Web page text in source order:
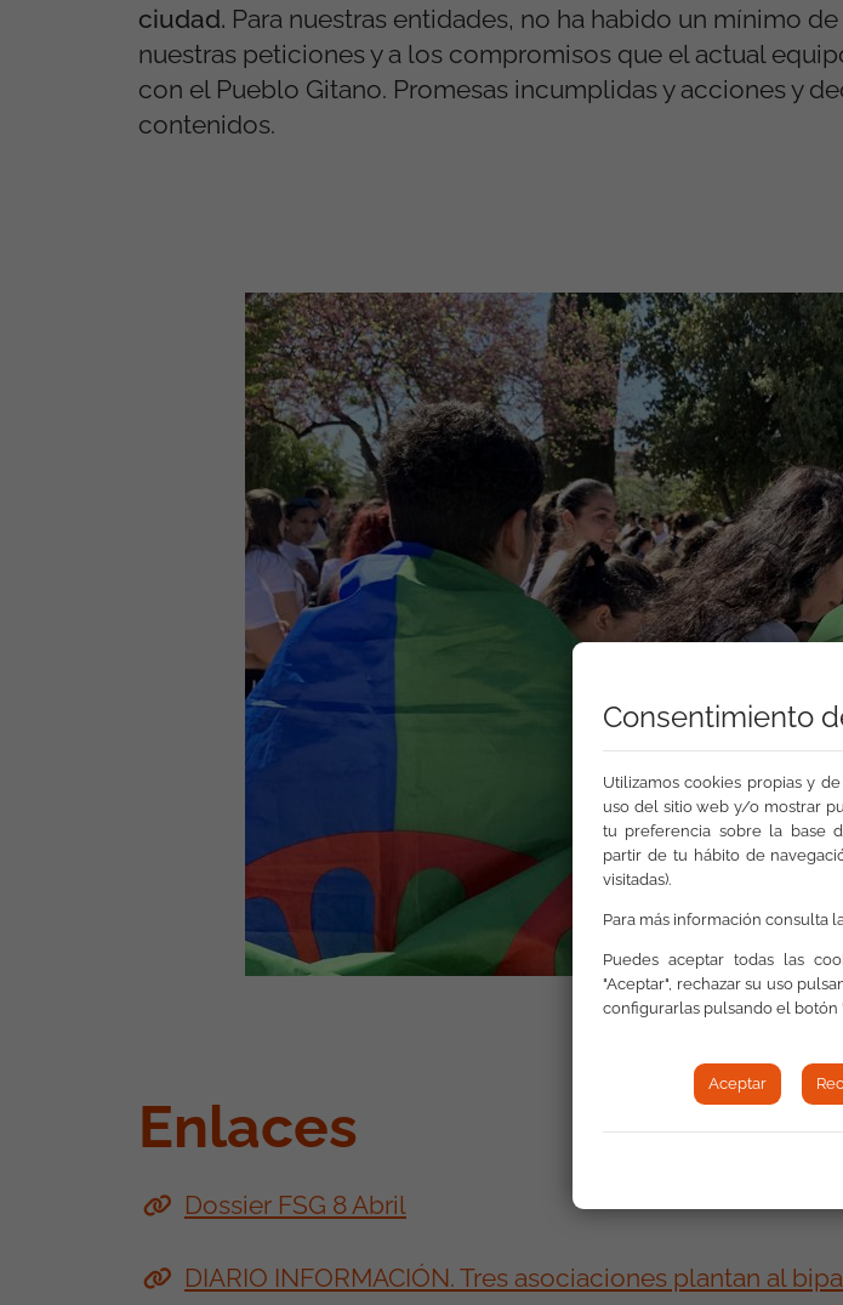
ciudad. Para nuestras entidades, no ha habido un mínimo
nuestras peticiones y a los compromisos que el actual
con el Pueblo Gitano. Promesas incumplidas y acciones y
contenidos.
Enlaces
Dossier FSG 8 Abril
DIARIO INFORMACIÓN. Tres asociaciones plantan al
Consentimiento
Utilizamos cookies propias y
uso del sitio web y/o mostrar
tu preferencia sobre la base
partir de tu hábito de
visitadas).
Para más información consulta
Puedes aceptar todas las
"Aceptar", rechazar su uso
configurarlas pulsando el botón
Aceptar